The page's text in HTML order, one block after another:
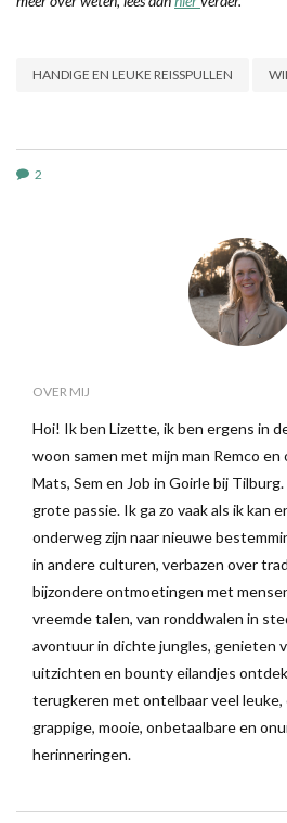
HANDIGE EN LEUKE REISSPULLEN
2
OVER MIJ
Hoi! Ik ben Lizette, ik ben ergens in
woon samen met mijn man Remco en
Mats, Sem en Job in Goirle bij Tilburg.
grote passie. Ik ga zo vaak als ik kan
onderweg zijn naar nieuwe
in andere culturen, verbazen over
bijzondere ontmoetingen met
vreemde talen, van ronddwalen in
avontuur in dichte jungles, genieten
uitzichten en bounty eilandjes
terugkeren met ontelbaar veel
grappige, mooie, onbetaalbare en
herinneringen.